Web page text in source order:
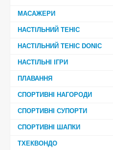
МАСАЖЕРИ
НАСТІЛЬНИЙ ТЕНІС
НАСТІЛЬНИЙ ТЕНІС DONIC
НАСТІЛЬНІ ІГРИ
ПЛАВАННЯ
СПОРТИВНІ НАГОРОДИ
СПОРТИВНІ СУПОРТИ
СПОРТИВНІ ШАПКИ
ТХЕКВОНДО